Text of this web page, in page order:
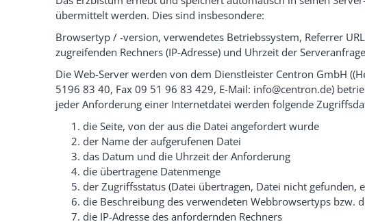
übermittelt werden. Dies sind insbesondere:
Browsertyp / -version, verwendetes Betriebssystem, Referrer
zugreifenden Rechners (IP-Adresse) und Uhrzeit der
Die Web-Server werden von dem Dienstleister Centron GmbH
5196 83 40, Fax 09 51 96 83 429, E-Mail: info@centron.de)
jeder Anforderung einer Internetdatei werden folgende
die Seite, von der aus die Datei angefordert wurde
der Name der aufgerufenen Datei
das Datum und die Uhrzeit der Anforderung
die übertragene Datenmenge
der Zugriffsstatus (Datei übertragen, Datei nicht gefunden,
die Beschreibung des verwendeten Webbrowsertyps bzw.
die IP-Adresse des anfordernden Rechners